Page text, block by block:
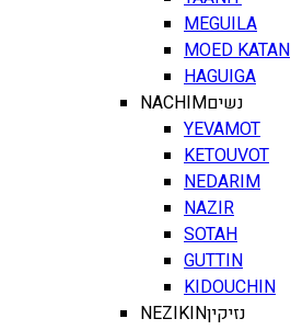
MEGUILA
MOED KATAN
HAGUIGA
NACHIMנשים
YEVAMOT
KETOUVOT
NEDARIM
NAZIR
SOTAH
GUTTIN
KIDOUCHIN
NEZIKINנזיקין